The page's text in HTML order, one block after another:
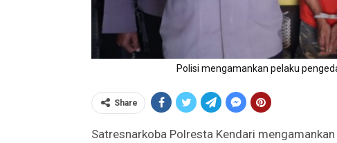
Polisi mengamankan pelaku
Share
Satresnarkoba Polresta Kendari